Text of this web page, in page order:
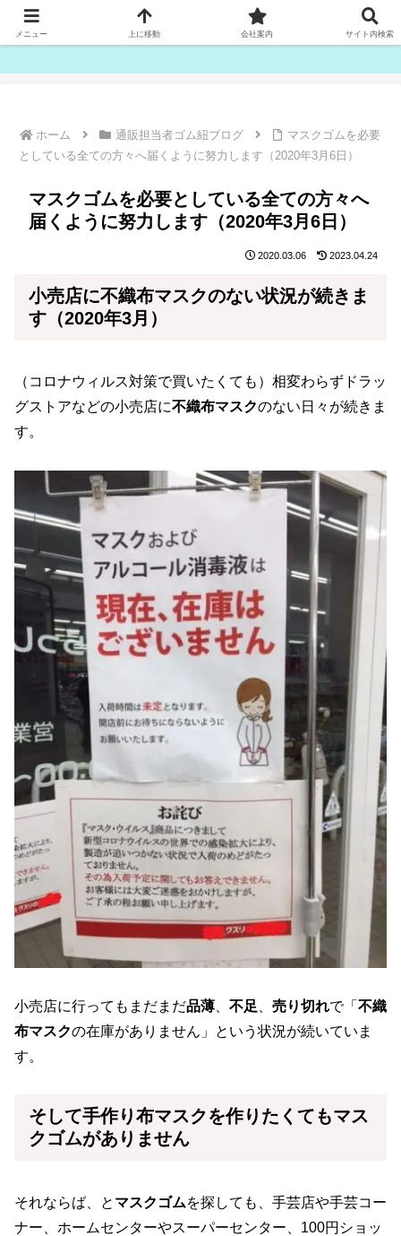
ゴム紐・平ゴム製造販売は津田産業直販部です
ホーム 通販担当者ゴム紐ブログ
マスクゴムを必要
としている全ての方々へ届くように努力します（2020年3月6日）
マスクゴムを必要としている全ての方々へ
届くように努力します（2020年3月6日）
2020.03.06 2023.04.24
小売店に不織布マスクのない状況が続きま
す（2020年3月）
（コロナウィルス対策で買いたくても）相変わらずドラッ
グストアなどの小売店に不織布マスクのない日々が続きま
す。
小売店に行ってもまだまだ品薄 不足 売り切れで「 不織
布マスクの在庫がありません」という状況が続いていま
す。
そして手作り布マスクを作りたくてもマス
クゴムがありません
それならば、と マスクゴムを探しても、手芸店や手芸コー
ナー、ホームセンターやスーパーセンター、100円ショッ
メニュー 上に移動 会社案内 サイト内検索